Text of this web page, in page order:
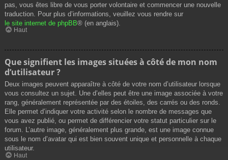
pas, vous êtes libre de vous porter volontaire et commencer une nouvelle
traduction. Pour plus d’informations, veuillez vous rendre sur
le site internet de phpBB® (en anglais).
Haut
Que signifient les images situées à côté de mon nom
d’utilisateur ?
Deux images peuvent apparaître à côté de votre nom d’utilisateur lorsque
vous consultez un sujet. Une d’elles peut être une image associée à votre
rang, généralement représentée par des étoiles, des carrés ou des ronds.
Elle permet d’indiquer votre activité selon le nombre de messages que
vous avez publié, ou permet de différencier votre statut particulier sur le
forum. L’autre image, généralement plus grande, est une image connue
sous le nom d’avatar qui est bien souvent unique et personnelle à chaque
utilisateur.
Haut